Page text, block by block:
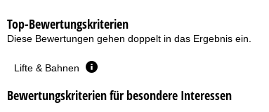
Top-Bewertungskriterien
Diese Bewertungen gehen doppelt in das Ergebnis ein.
Lifte & Bahnen
Bewertungskriterien für besondere Interessen